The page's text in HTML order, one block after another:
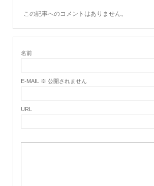
この記事へのコメントはありません。
名前
E-MAIL ※ 公開されません
URL